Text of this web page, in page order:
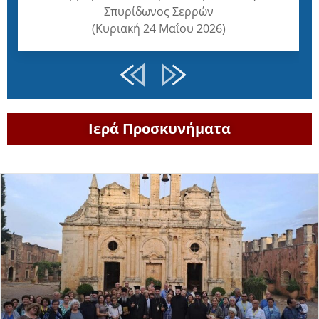
i
d
e
o
Σπυρίδωνος Σερρών
(Κυριακή 24 Μαΐου 2026)
Ιερά Προσκυνήματα